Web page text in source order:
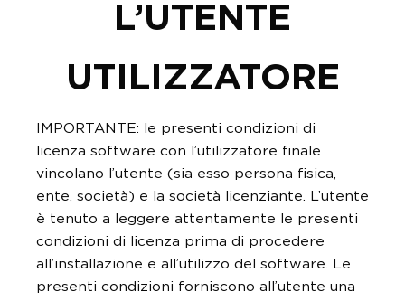
L’UTENTE
UTILIZZATORE
IMPORTANTE: le presenti condizioni di
licenza software con l’utilizzatore finale
vincolano l’utente (sia esso persona fisica,
ente, società) e la società licenziante. L’utente
è tenuto a leggere attentamente le presenti
condizioni di licenza prima di procedere
all’installazione e all’utilizzo del software. Le
presenti condizioni forniscono all’utente una